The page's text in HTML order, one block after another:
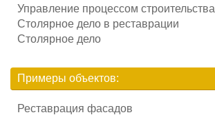
Управление процессом строительства
Столярное дело в реставрации
Столярное дело
Примеры объектов:
Реставрация фасадов